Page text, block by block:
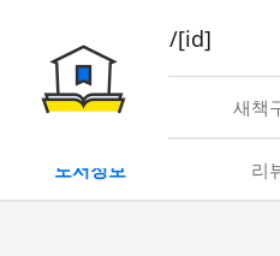
book/rent/[id]
대여 새책
도서정보 리